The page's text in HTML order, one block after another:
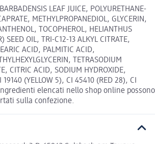
LEAF JUICE, POLYURETHANE-
METHYLPROPANEDIOL, GLYCERIN,
TOCOPHEROL, HELIANTHUS
SEED OIL, TRI-C12-13 ALKYL CITRATE,
ACID, PALMITIC ACID,
TETRASODIUM
CITRIC ACID, SODIUM HYDROXIDE,
19140 (YELLOW 5), CI 45410 (RED 28), CI
ingredienti elencati nello shop online possono
sulla confezione.